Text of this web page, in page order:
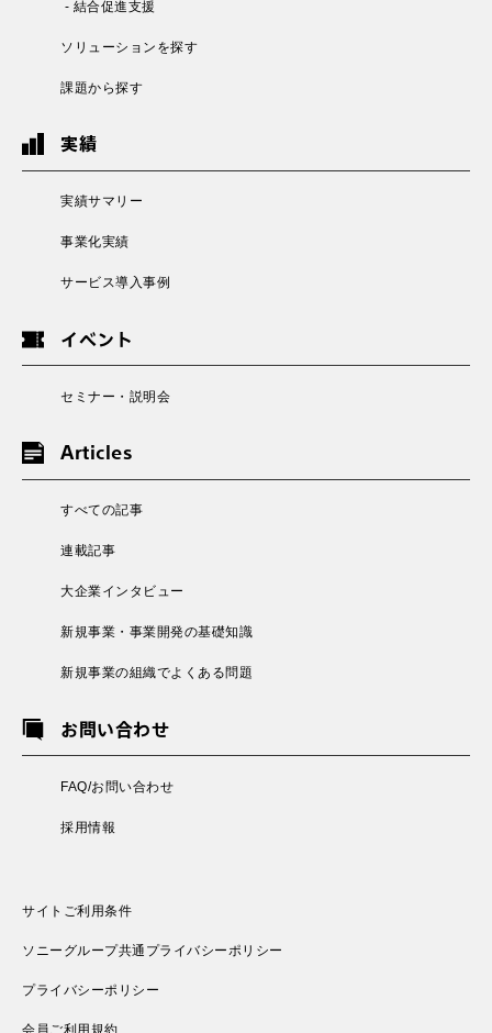
- 結合促進支援
ソリューションを探す
課題から探す
実績
実績サマリー
事業化実績
サービス導入事例
イベント
セミナー・説明会
Articles
すべての記事
連載記事
大企業インタビュー
新規事業・事業開発の基礎知識
新規事業の組織でよくある問題
お問い合わせ
FAQ/お問い合わせ
採用情報
サイトご利用条件
ソニーグループ共通プライバシーポリシー
プライバシーポリシー
会員ご利用規約